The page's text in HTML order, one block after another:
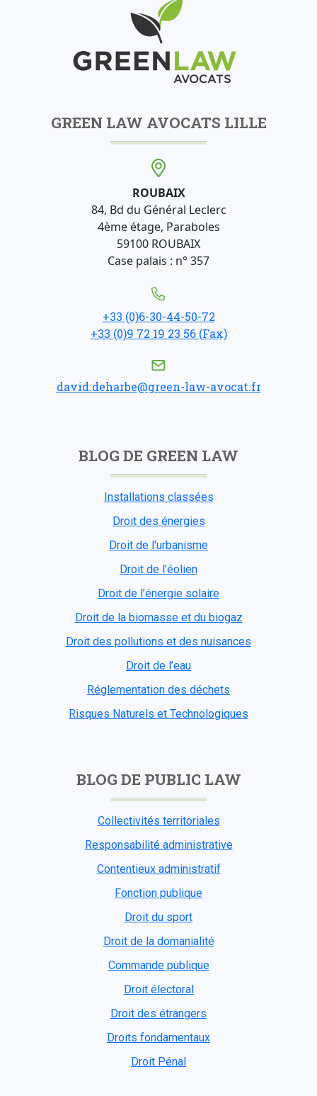
GREEN LAW AVOCATS LILLE
ROUBAIX
84, Bd du Général Leclerc
4ème étage, Paraboles
59100 ROUBAIX
Case palais : n° 357
+33 (0)6-30-44-50-72
+33 (0)9 72 19 23 56 (Fax)
david.deharbe@green-law-avocat.fr
BLOG DE GREEN LAW
Installations classées
Droit des énergies
Droit de l'urbanisme
Droit de l’éolien
Droit de l’énergie solaire
Droit de la biomasse et du biogaz
Droit des pollutions et des nuisances
Droit de l’eau
Réglementation des déchets
Risques Naturels et Technologiques
BLOG DE PUBLIC LAW
Collectivités territoriales
Responsabilité administrative
Contentieux administratif
Fonction publique
Droit du sport
Droit de la domanialité
Commande publique
Droit électoral
Droit des étrangers
Droits fondamentaux
Droit Pénal